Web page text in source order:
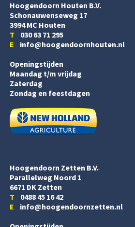
Hoogendoorn Houten B.V.
Schonauwenseweg 17
3994 MC Houten
T 030 63 71 295
E info@hoogendoornhouten.nl
Openingstijden
Maandag t/m vrijdag
Zaterdag
Zondag en feestdagen
Hoogendoorn Zetten B.V.
Parallelweg Noord 1
6671 DK Zetten
T 0488 45 16 42
E info@hoogendoornzetten.nl